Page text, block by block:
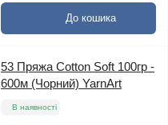
До кошика
53 Пряжа Cotton Soft 100гр -
600м (Чорний) YarnArt
В наявності